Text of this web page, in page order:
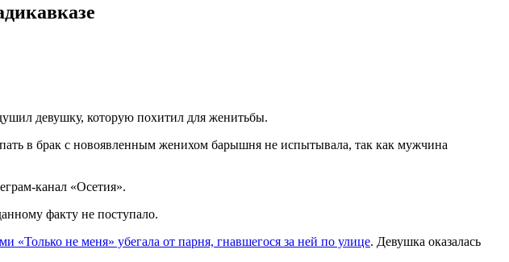
девушку, которую похитил для женитьбы.
в брак с новоявленным женихом барышня не испытывала, так как мужчина
канал «Осетия».
факту не поступало.
«Только не меня» убегала от парня, гнавшегося за ней по улице. Девушка оказалась